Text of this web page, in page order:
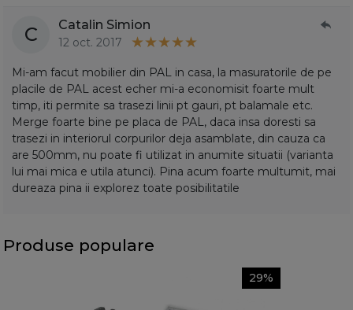
C Catalin Simion
12 oct. 2017
Mi-am facut mobilier din PAL in casa, la masuratorile de pe
placile de PAL acest echer mi-a economisit foarte mult
timp, iti permite sa trasezi linii pt gauri, pt balamale etc.
Merge foarte bine pe placa de PAL, daca insa doresti sa
trasezi in interiorul corpurilor deja asamblate, din cauza ca
are 500mm, nu poate fi utilizat in anumite situatii (varianta
lui mai mica e utila atunci). Pina acum foarte multumit, mai
dureaza pina ii explorez toate posibilitatile
Produse populare
29%